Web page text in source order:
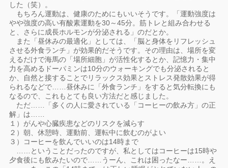
した（笑）。
もちろん運動は、健康のためにもいいそうです。「運動強度は
やや強度の高い有酸素運動を30～45分。筋トレと組み合わせる
と、さらに成長ホルモンが分泌される」のだとか。
また「昼休みの最適化」としては、「脳と身体をリフレッシュ
させる外食ランチ」が効果的だそうです。その理由は、場所を変
えるだけで海馬の「場所細胞」が活性化するとか、記憶力・集中
力を高めるドーパミンは10分のウォーキングでも分泌されると
か、自然と接することでリラックス効果とストレス発散効果が得
られるなどで……昼休みに「外食ランチ」をすると気分転換にも
なるので、これもとても良い方法だと感じました。
ただ……「多くの人に愛されている「コーヒーの飲み方」の正
解」は……
１）がんや心臓疾患などのリスクを減らす
２）朝、休憩時、運動前、運転中に飲むのがよい
３）コーヒーを飲んでいいのは14時まで
……ということだったのですが、私としてはコーヒーは15時や
夕食後にも飲みたいので……うーん、これは困ったなー……。え